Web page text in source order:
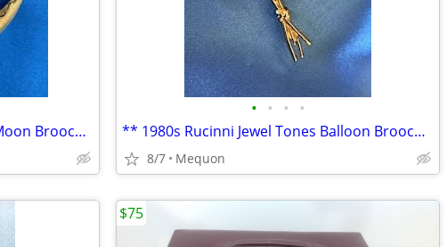
** Vintage Gold Tone Crescent Moon Brooch Pin **
• • • •
** 1980s Rucinni Jewel Tones Balloon Brooch Pin **
8/7 Mequon
$75